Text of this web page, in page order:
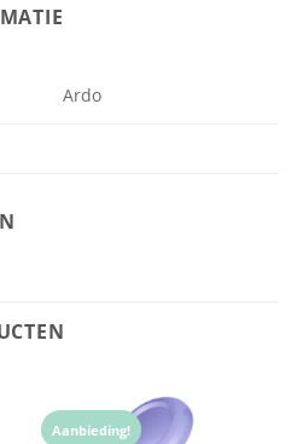
Ardo
Aanbieding!